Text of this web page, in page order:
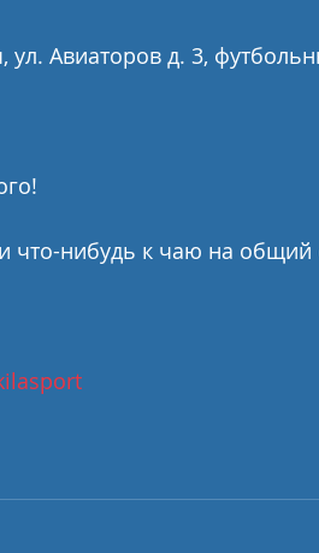
ул. Авиаторов д. 3,
что-нибудь к чаю на общий